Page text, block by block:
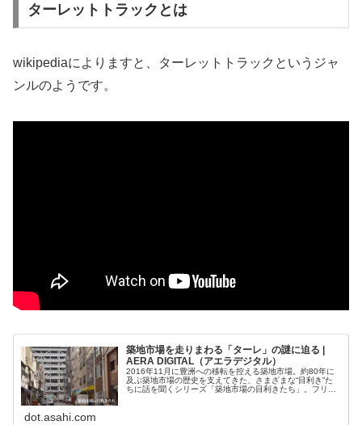
ターレットトラックとは
wikipediaによりますと、ターレットトラックというジャ
ンルのようです。
築地市場を走りまわる「ターレ」の謎に迫る |
AERA DIGITAL（アエラデジタル）
2016年11月に豊洲への移転を控える築地市場。約80年に
及ぶ築地市場の歴史を支えてきた、さまざまな“目利き”た
ちに話を聞くシリーズ「築地市場の目利きたち」。フリー
dot.asahi.com